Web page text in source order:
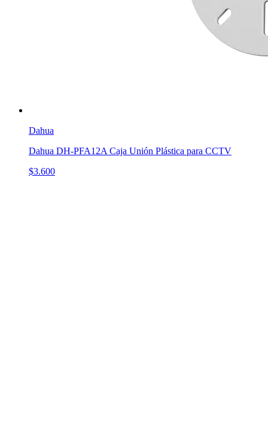
Dahua
Dahua DH-PFA12A Caja Unión Plástica para CCTV
$3.600